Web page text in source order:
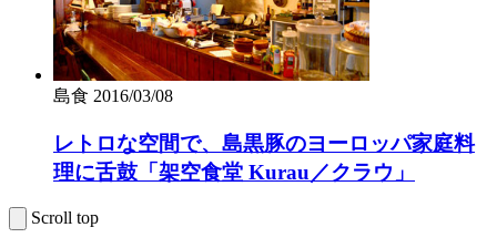
島食 2016/03/08
レトロな空間で、島黒豚のヨーロッパ家庭料
理に舌鼓「架空食堂 Kurau／クラウ」
Scroll top